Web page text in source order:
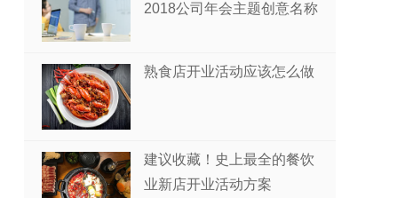
2018公司年会主题创意名称
熟食店开业活动应该怎么做
建议收藏！史上最全的餐饮
业新店开业活动方案